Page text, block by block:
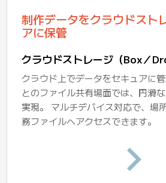
制作データをクラウドスト
アに保管
クラウドストレージ（Box／
クラウド上でデータをセキュアに
とのファイル共有場面では、円滑
実現。 マルチデバイス対応で、場
務ファイルへアクセスできます。